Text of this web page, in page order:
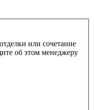
или сочетание
об этом менеджеру